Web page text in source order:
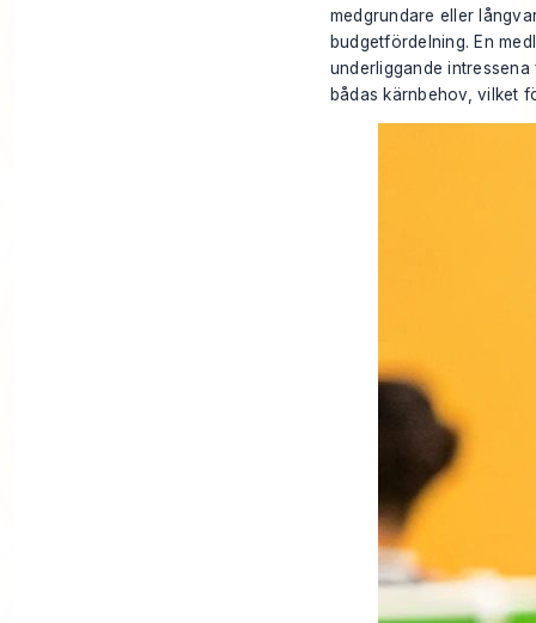
medgrundare eller
budgetfördelning. En
underliggande
bådas kärnbehov, vilket